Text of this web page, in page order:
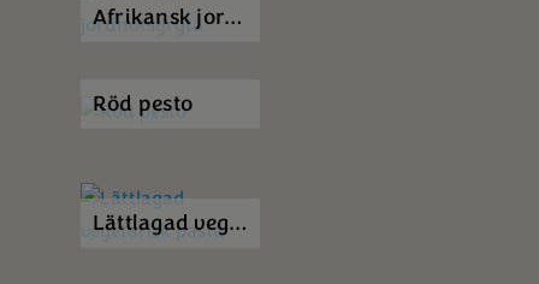
Afrikansk jordnötsgryta
Röd pesto
Lättlagad vegetarisk pasta